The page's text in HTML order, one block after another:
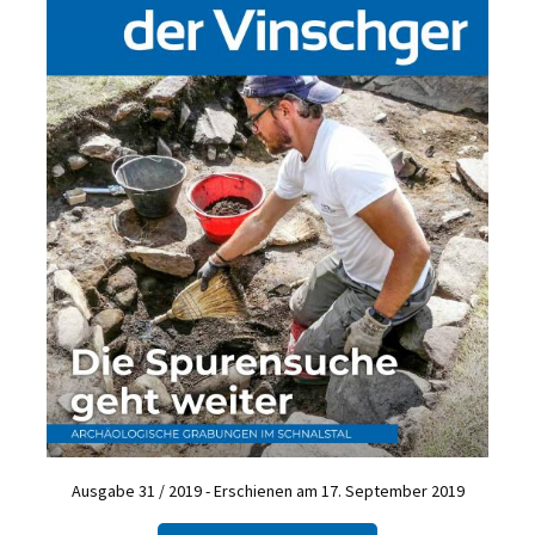
Ausgabe 31 / 2019 - Erschienen am 17. September 2019